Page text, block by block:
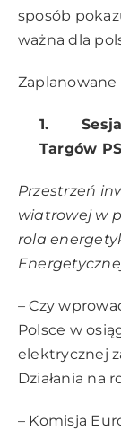
sposób
ważna dla
1.
Targów
Przestrzeń
wiatrowej w
rola
–Czy
Polsce w
elektrycznej
Działania na
– Komisja